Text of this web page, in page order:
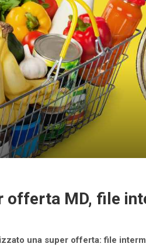
offerta MD, file
una super offerta: file